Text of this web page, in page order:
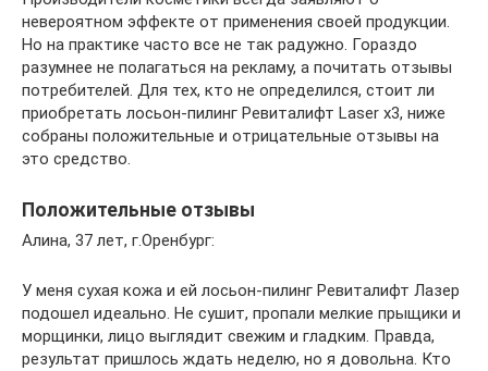
невероятном эффекте от применения своей продукции.
Но на практике часто все не так радужно. Гораздо
разумнее не полагаться на рекламу, а почитать отзывы
потребителей. Для тех, кто не определился, стоит ли
приобретать лосьон-пилинг Ревиталифт Laser х3, ниже
собраны положительные и отрицательные отзывы на
это средство.
Положительные отзывы
Алина, 37 лет, г.Оренбург:
У меня сухая кожа и ей лосьон-пилинг Ревиталифт Лазер
подошел идеально. Не сушит, пропали мелкие прыщики и
морщинки, лицо выглядит свежим и гладким. Правда,
результат пришлось ждать неделю, но я довольна. Кто